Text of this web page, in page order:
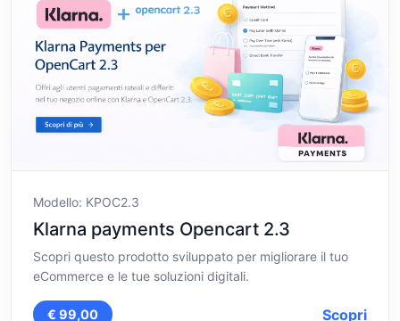
Modello: KPOC2.3
Klarna payments Opencart 2.3
Scopri questo prodotto sviluppato per migliorare il tuo
eCommerce e le tue soluzioni digitali.
€ 99,00 Scopri